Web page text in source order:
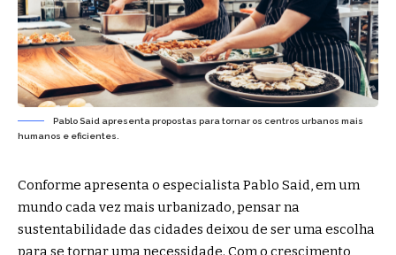
Pablo Said apresenta propostas para tornar os centros urbanos mais
humanos e eficientes.
Conforme apresenta o especialista Pablo Said, em um
mundo cada vez mais urbanizado, pensar na
sustentabilidade das cidades deixou de ser uma escolha